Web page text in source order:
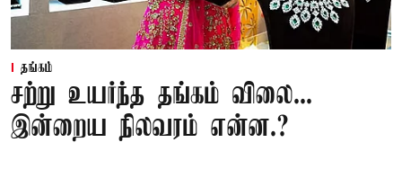
தங்கம்
சற்று உயர்ந்த தங்கம் விலை...
இன்றைய நிலவரம் என்ன.?